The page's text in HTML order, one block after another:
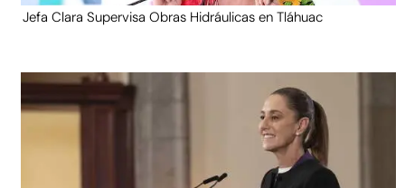
Jefa Clara Supervisa Obras Hidráulicas en Tláhuac